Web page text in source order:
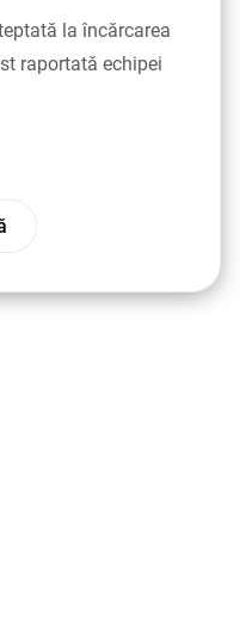
la încărcarea
raportată echipei